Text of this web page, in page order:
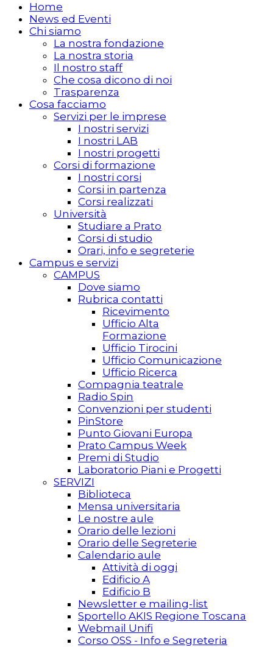
Home
News ed Eventi
Chi siamo
La nostra fondazione
La nostra storia
Il nostro staff
Che cosa dicono di noi
Trasparenza
Cosa facciamo
Servizi per le imprese
I nostri servizi
I nostri LAB
I nostri progetti
Corsi di formazione
I nostri corsi
Corsi in partenza
Corsi realizzati
Università
Studiare a Prato
Corsi di studio
Orari, info e segreterie
Campus e servizi
CAMPUS
Dove siamo
Rubrica contatti
Ricevimento
Ufficio Alta
Formazione
Ufficio Tirocini
Ufficio Comunicazione
Ufficio Ricerca
Compagnia teatrale
Radio Spin
Convenzioni per studenti
PinStore
Punto Giovani Europa
Prato Campus Week
Premi di Studio
Laboratorio Piani e Progetti
SERVIZI
Biblioteca
Mensa universitaria
Le nostre aule
Orario delle lezioni
Orario delle Segreterie
Calendario aule
Attività di oggi
Edificio A
Edificio B
Newsletter e mailing-list
Sportello AKIS Regione Toscana
Webmail Unifi
Corso OSS - Info e Segreteria